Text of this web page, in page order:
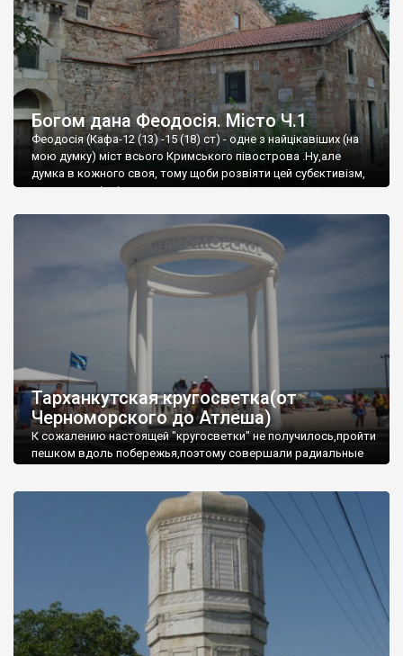
Богом дана Феодосія. Місто Ч.1
Феодосія (Кафа-12 (13) -15 (18) ст) - одне з найцікавіших (на
мою думку) міст всього Кримського півострова .Ну,але
думка в кожного своя, тому щоби розвіяти цей субєктивізм,
запрошую відвідати це
Тарханкутская кругосветка(от
Черноморского до Атлеша)
К сожалению настоящей "кругосветки" не получилось,пройти
пешком вдоль побережья,поэтому совершали радиальные